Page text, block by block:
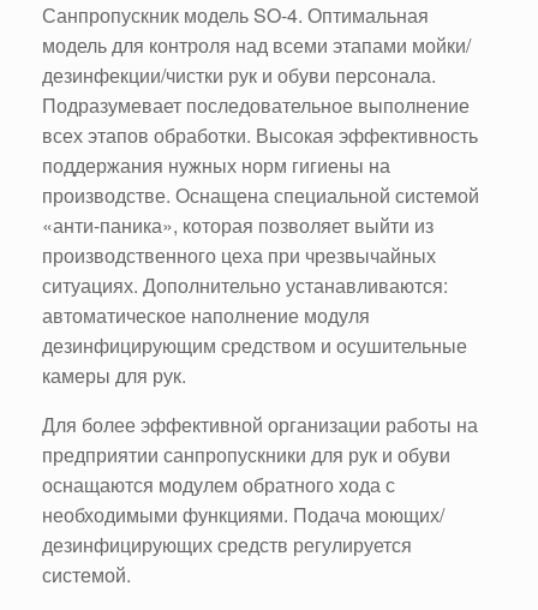
Санпропускник модель SO-4. Оптимальная
модель для контроля над всеми этапами мойки/
дезинфекции/чистки рук и обуви персонала.
Подразумевает последовательное выполнение
всех этапов обработки. Высокая эффективность
поддержания нужных норм гигиены на
производстве. Оснащена специальной системой
«анти-паника», которая позволяет выйти из
производственного цеха при чрезвычайных
ситуациях. Дополнительно устанавливаются:
автоматическое наполнение модуля
дезинфицирующим средством и осушительные
камеры для рук.
Для более эффективной организации работы на
предприятии санпропускники для рук и обуви
оснащаются модулем обратного хода с
необходимыми функциями. Подача моющих/
дезинфицирующих средств регулируется
системой.